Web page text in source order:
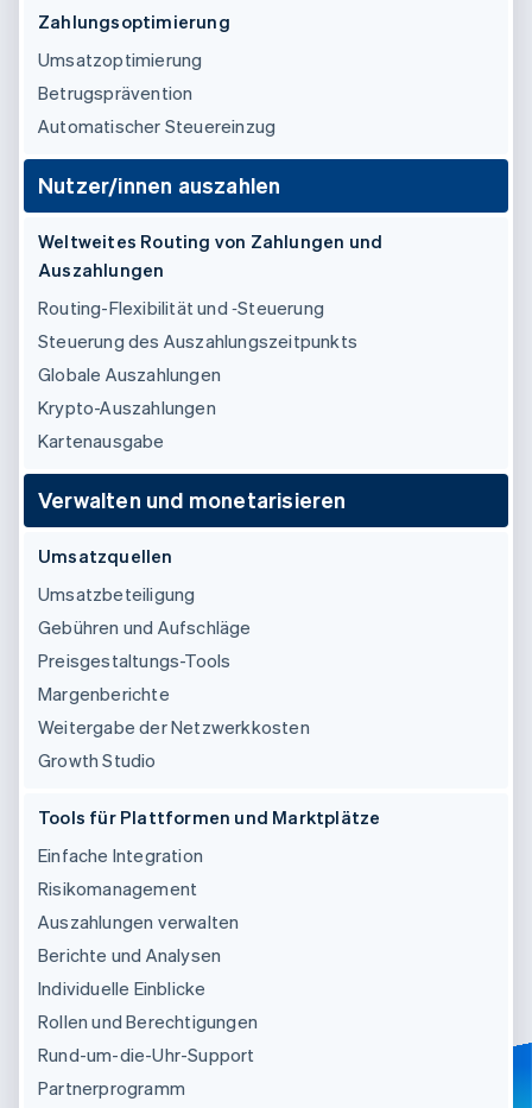
Start-up-Gründung
Climate
CO₂-Entnahme
Identity
Online-Identitätsprüfung
Stripe-Sessions 2026
Erfahren Sie, wie Stripe Lösungen für die
Ecosystem
Partner
Stripe App-Marktplatz
Zahlungsoptimierung
Umsatzoptimierung
Betrugsprävention
Automatischer Steuereinzug
Nutzer/innen auszahlen
Weltweites Routing von Zahlungen und
Auszahlungen
Routing-Flexibilität und ‑Steuerung
Steuerung des Auszahlungszeitpunkts
Globale Auszahlungen
Krypto-Auszahlungen
Kartenausgabe
Verwalten und monetarisieren
Umsatzquellen
Umsatzbeteiligung
Gebühren und Aufschläge
Preisgestaltungs-Tools
Margenberichte
Weitergabe der Netzwerkkosten
Growth Studio
Tools für Plattformen und Marktplätze
Einfache Integration
Risikomanagement
Auszahlungen verwalten
Berichte und Analysen
Individuelle Einblicke
Rollen und Berechtigungen
Rund-um-die-Uhr-Support
Partnerprogramm